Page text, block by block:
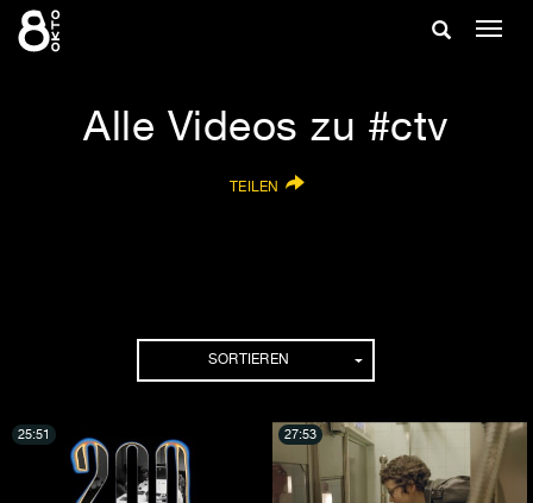
Zum
Inhalt
Suche
Alle Videos zu #ctv
TEILEN
SORTIEREN
25:51 27:53